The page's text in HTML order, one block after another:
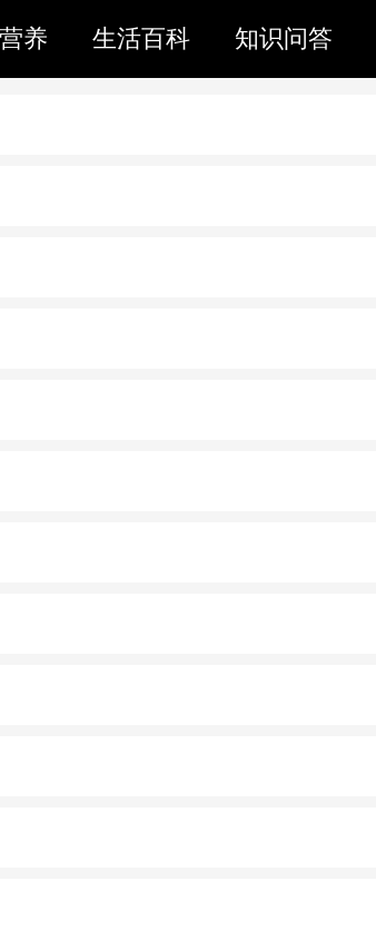
养 生活百科 知识问答